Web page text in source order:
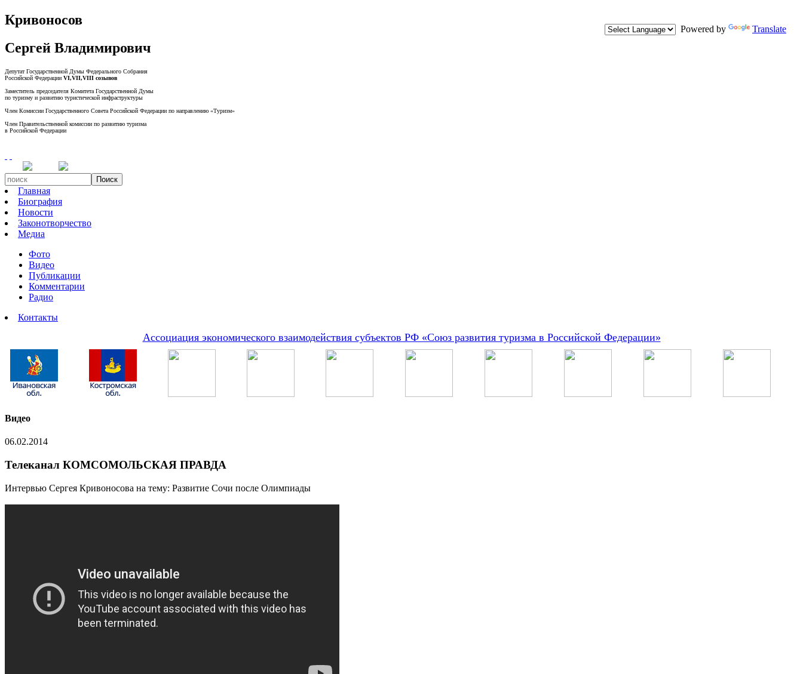
Powered by Translate
Кривоносов
Сергей Владимирович
Депутат Государственной Думы Федерального Собрания
Российской Федерации VI,VII,VIII созывов
Заместитель председателя Комитета Государственной Думы
по туризму и развитию туристической инфраструктуры
Член Комиссии Государственного Совета Российской Федерации по направлению «Туризм»
Член Правительственной комиссии по развитию туризма
в Российской Федерации
Поиск
Главная
Биография
Новости
Законотворчество
Медиа
Фото
Видео
Публикации
Комментарии
Радио
Контакты
Ассоциация экономического взаимодействия субъектов РФ «Союз развития туризма в Российской Федерации»
Видео
06.02.2014
Телеканал КОМСОМОЛЬСКАЯ ПРАВДА
Интервью Сергея Кривоносова на тему: Развитие Сочи после Олимпиады